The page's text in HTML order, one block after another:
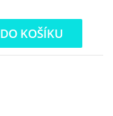
DO KOŠÍKU